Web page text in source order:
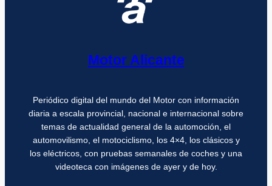
Motor Alicante
Periódico digital del mundo del Motor con información
diaria a escala provincial, nacional e internacional sobre
temas de actualidad general de la automoción, el
automovilismo, el motociclismo, los 4×4, los clásicos y
los eléctricos, con pruebas semanales de coches y una
videoteca con imágenes de ayer y de hoy.